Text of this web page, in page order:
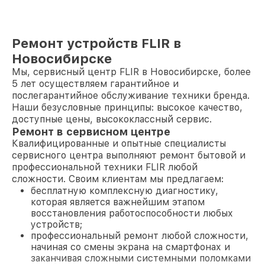
Ремонт устройств FLIR в
Новосибирске
Мы, сервисный центр FLIR в Новосибирске, более
5 лет осуществляем гарантийное и
послегарантийное обслуживание техники бренда.
Наши безусловные принципы: высокое качество,
доступные цены, высококлассный сервис.
Ремонт в сервисном центре
Квалифицированные и опытные специалисты
сервисного центра выполняют ремонт бытовой и
профессиональной техники FLIR любой
сложности. Своим клиентам мы предлагаем:
бесплатную комплексную диагностику,
которая является важнейшим этапом
восстановления работоспособности любых
устройств;
профессиональный ремонт любой сложности,
начиная со смены экрана на смартфонах и
заканчивая сложными системными поломками